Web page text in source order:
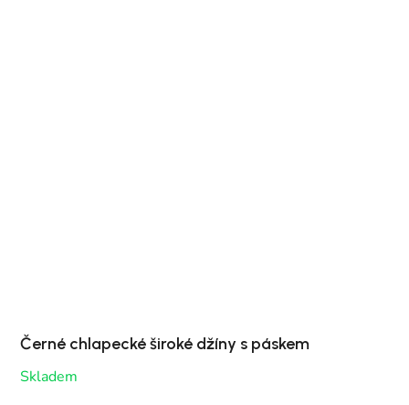
Černé chlapecké široké džíny s páskem
Skladem